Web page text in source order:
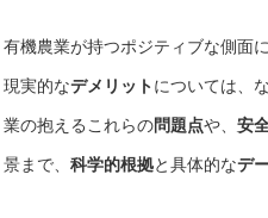
有機農業が持つポジティブな側面
現実的なデメリットについては、
業の抱えるこれらの問題点や、 安
景まで、 科学的根拠と具体的なデ